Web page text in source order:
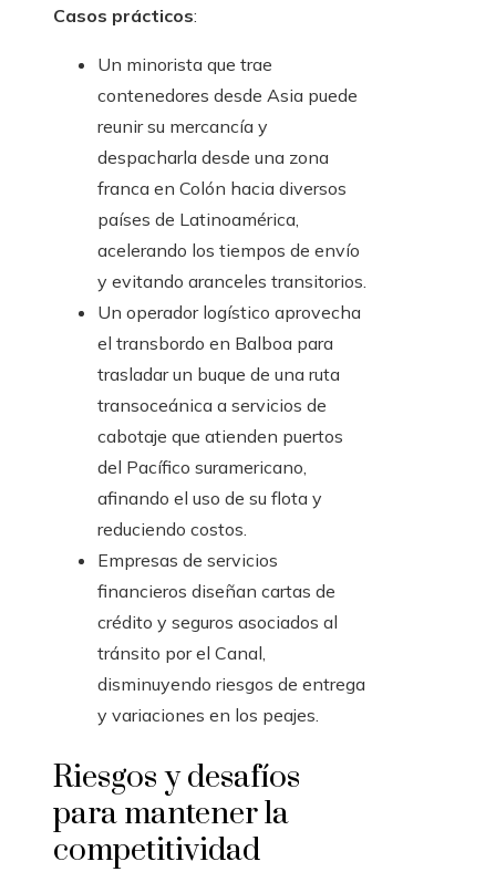
Casos prácticos:
Un minorista que trae
contenedores desde Asia puede
reunir su mercancía y
despacharla desde una zona
franca en Colón hacia diversos
países de Latinoamérica,
acelerando los tiempos de envío
y evitando aranceles transitorios.
Un operador logístico aprovecha
el transbordo en Balboa para
trasladar un buque de una ruta
transoceánica a servicios de
cabotaje que atienden puertos
del Pacífico suramericano,
afinando el uso de su flota y
reduciendo costos.
Empresas de servicios
financieros diseñan cartas de
crédito y seguros asociados al
tránsito por el Canal,
disminuyendo riesgos de entrega
y variaciones en los peajes.
Riesgos y desafíos
para mantener la
competitividad